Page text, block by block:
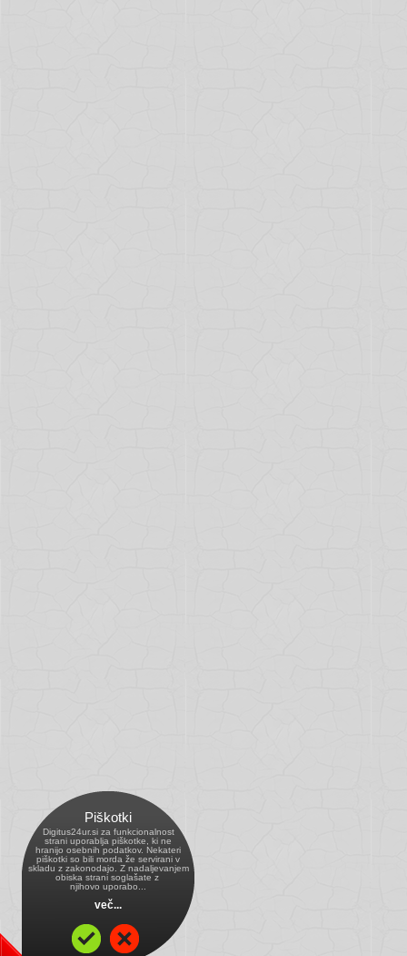
Piškotki
Digitus24ur.si za funkcionalnost
strani uporablja piškotke, ki ne
hranijo osebnih podatkov. Nekateri
piškotki so bili morda že servirani v
skladu z zakonodajo. Z nadaljevanjem
obiska strani soglašate z
njihovo uporabo...
več...